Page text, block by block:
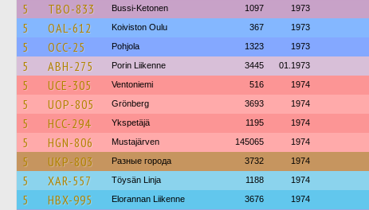
5 TBO-833 Bussi-Ketonen 1097 1973
5 OAL-612 Koiviston Oulu 367 1973
5 OCC-25 Pohjola 1323 1973
5 ABH-275 Porin Liikenne 3445 01.1973
5 UCE-305 Ventoniemi 516 1974
5 UOP-805 Grönberg 3693 1974
5 HCC-294 Ykspetäjä 1195 1974
5 HGN-806 Mustajärven 145065 1974
5 UKP-803 Разные города 3732 1974
5 XAR-557 Töysän Linja 1188 1974
5 HBX-995 Elorannan Liikenne 3676 1974